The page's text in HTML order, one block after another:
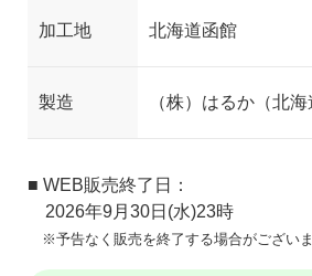
加工地 北海道函館
製造 （株）はるか（北海
■ WEB販売終了日：
2026年9月30日(水)23時
※予告なく販売を終了する場合がござい